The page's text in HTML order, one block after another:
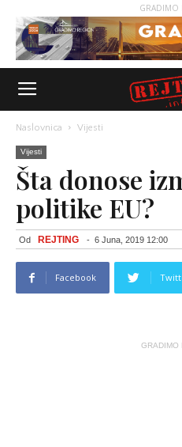
GRADIMO
Naslovnica Vijesti
Vijesti
Šta donose
politike EU?
Od REJTING - 6 Juna, 2019 12:00
Facebook
GRADIMO